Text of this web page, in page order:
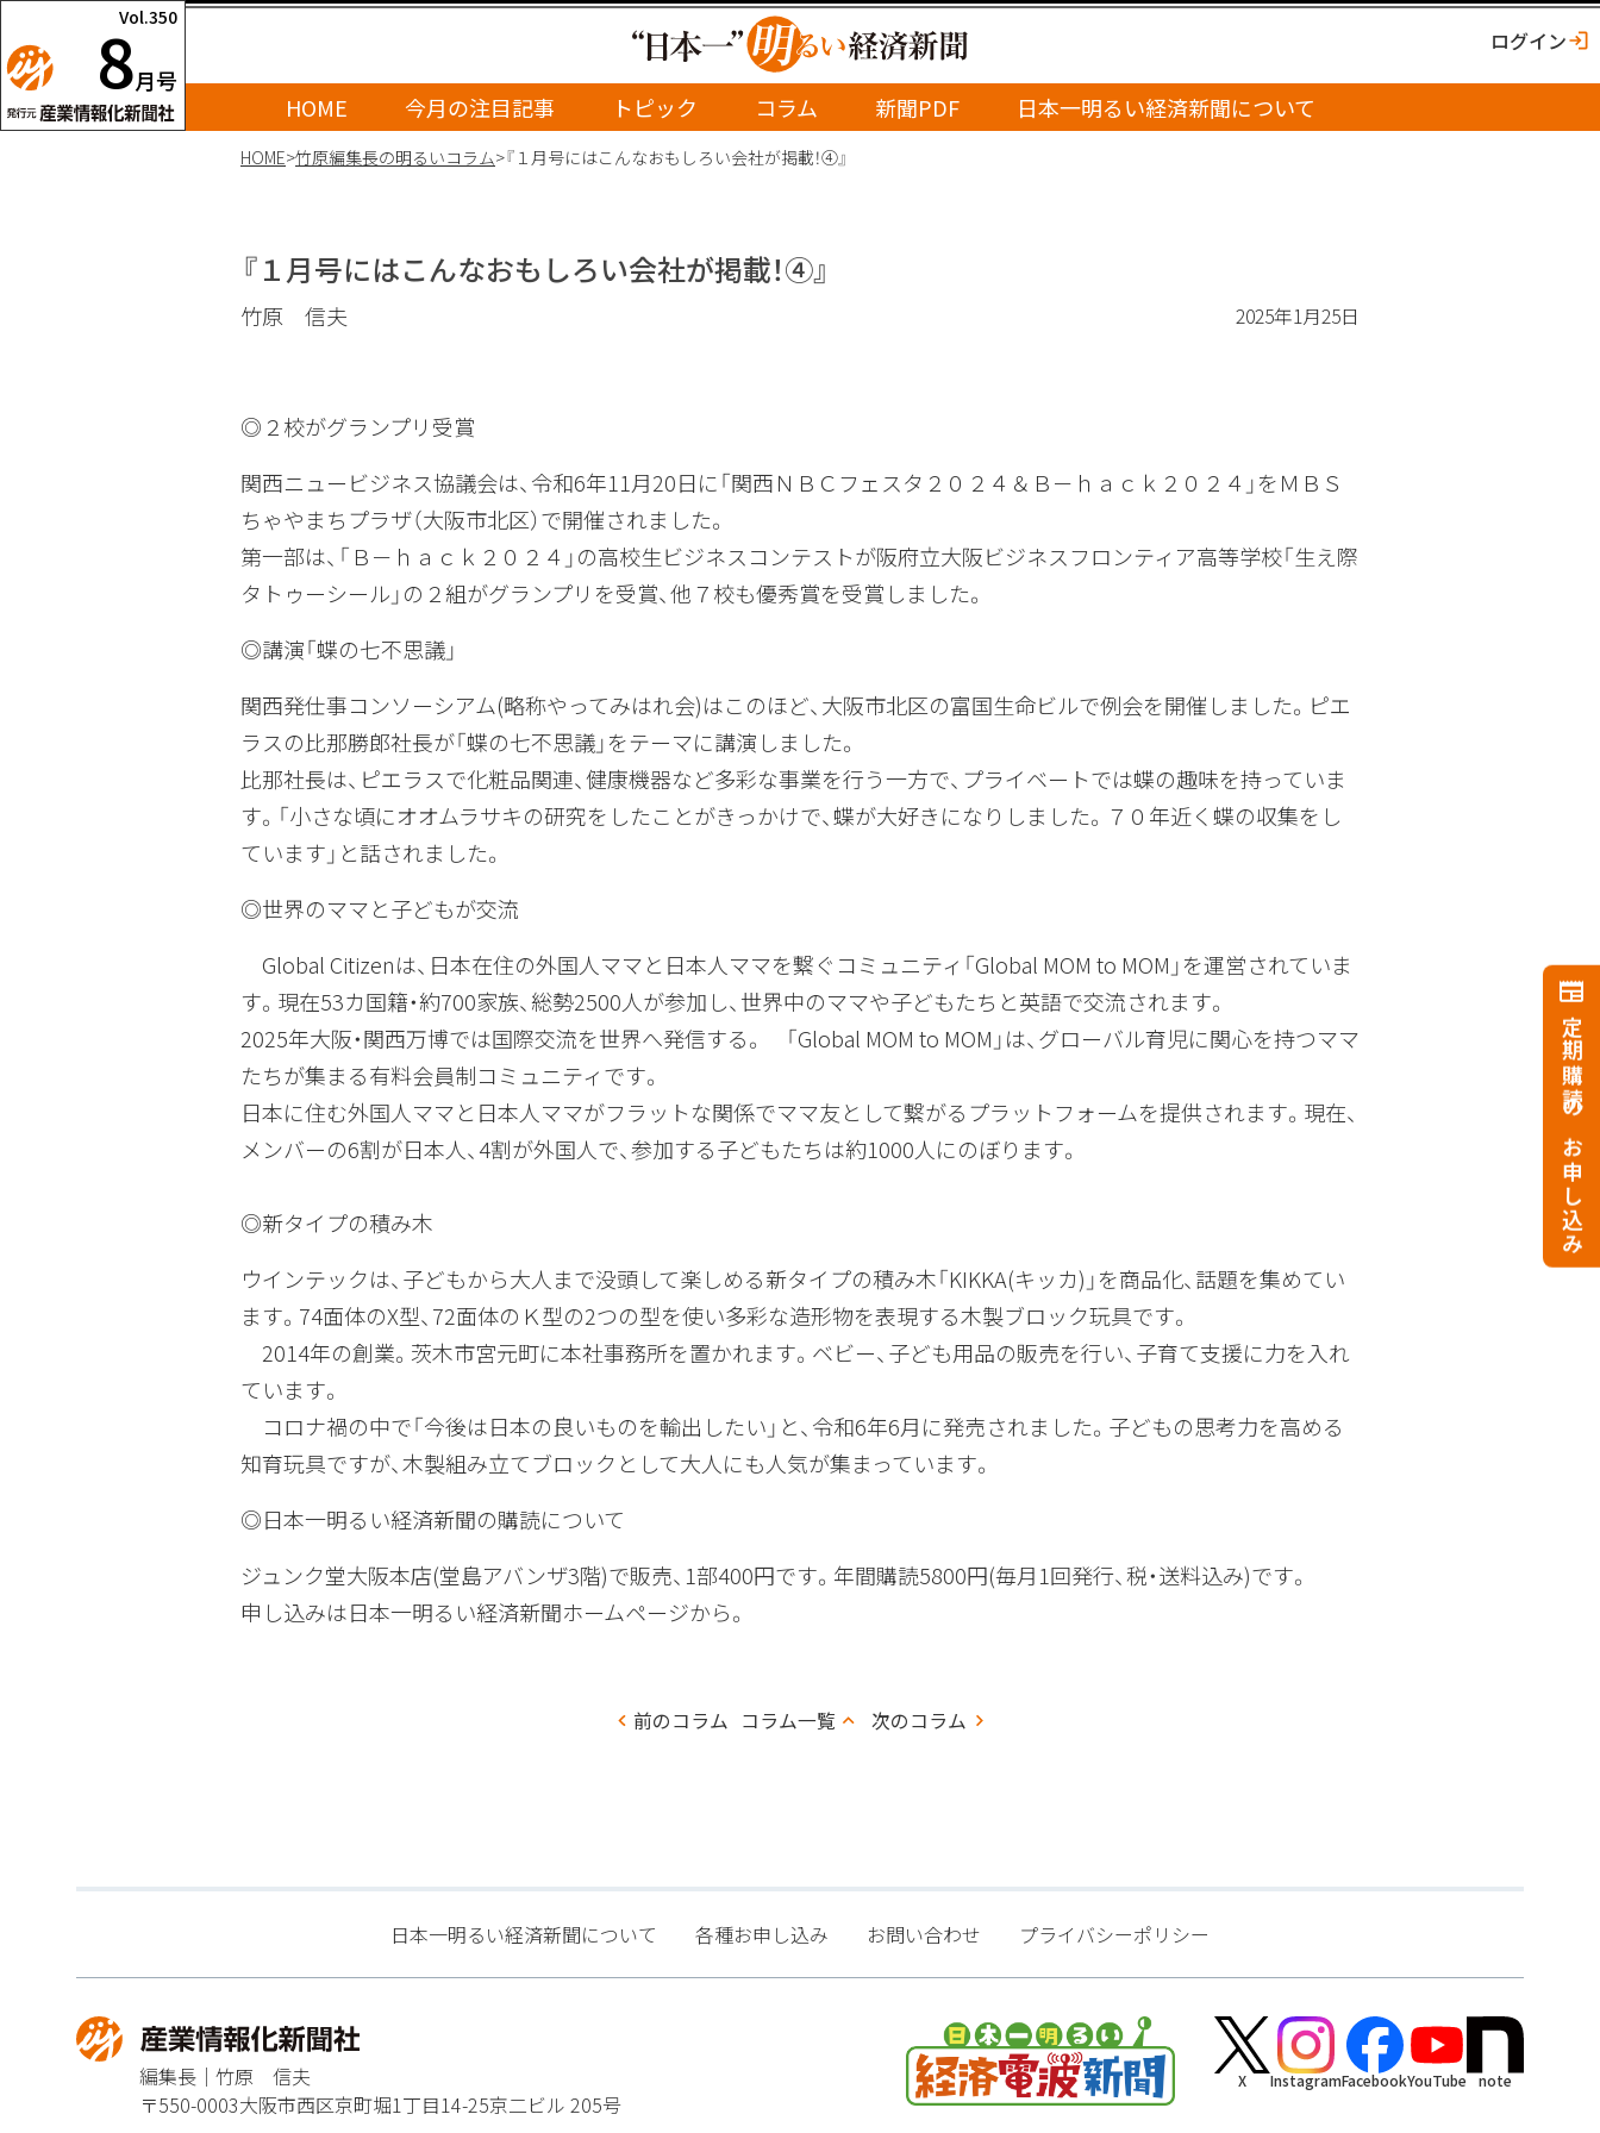
ログイン
Vol.350
8月号
HOME
今月の注目記事 トピック コラム 新聞PDF 日本一明るい経済新聞について
HOME>竹原編集長の明るいコラム>『１月号にはこんなおもしろい会社が掲載！④』
『１月号にはこんなおもしろい会社が掲載！④』
竹原 信夫 2025年1月25日
◎２校がグランプリ受賞
関西ニュービジネス協議会は、令和6年11月20日に「関西ＮＢＣフェスタ２０２４＆Ｂ－ｈａｃｋ２０２４」をＭＢＳ
ちゃやまちプラザ（大阪市北区）で開催されました。
第一部は、「Ｂ－ｈａｃｋ２０２４」の高校生ビジネスコンテストが阪府立大阪ビジネスフロンティア高等学校「生え際
タトゥーシール」の２組がグランプリを受賞、他７校も優秀賞を受賞しました。
◎講演「蝶の七不思議」
関西発仕事コンソーシアム(略称やってみはれ会)はこのほど、大阪市北区の富国生命ビルで例会を開催しました。ピエ
ラスの比那勝郎社長が「蝶の七不思議」をテーマに講演しました。
比那社長は、ピエラスで化粧品関連、健康機器など多彩な事業を行う一方で、プライベートでは蝶の趣味を持っていま
す。「小さな頃にオオムラサキの研究をしたことがきっかけで、蝶が大好きになりしました。７０年近く蝶の収集をし
ています」と話されました。
◎世界のママと子どもが交流
Global Citizenは、日本在住の外国人ママと日本人ママを繋ぐコミュニティ「Global MOM to MOM」を運営されていま
す。現在53カ国籍・約700家族、総勢2500人が参加し、世界中のママや子どもたちと英語で交流されます。
2025年大阪・関西万博では国際交流を世界へ発信する。 「Global MOM to MOM」は、グローバル育児に関心を持つママ
たちが集まる有料会員制コミュニティです。
日本に住む外国人ママと日本人ママがフラットな関係でママ友として繋がるプラットフォームを提供されます。現在、
メンバーの6割が日本人、4割が外国人で、参加する子どもたちは約1000人にのぼります。
◎新タイプの積み木
ウインテックは、子どもから大人まで没頭して楽しめる新タイプの積み木「KIKKA(キッカ)」を商品化、話題を集めてい
ます。74面体のX型、72面体のＫ型の2つの型を使い多彩な造形物を表現する木製ブロック玩具です。
2014年の創業。茨木市宮元町に本社事務所を置かれます。ベビー、子ども用品の販売を行い、子育て支援に力を入れ
ています。
コロナ禍の中で「今後は日本の良いものを輸出したい」と、令和6年6月に発売されました。子どもの思考力を高める
知育玩具ですが、木製組み立てブロックとして大人にも人気が集まっています。
◎日本一明るい経済新聞の購読について
ジュンク堂大阪本店(堂島アバンザ3階)で販売、1部400円です。年間購読5800円(毎月1回発行、税・送料込み)です。
申し込みは日本一明るい経済新聞ホームページから。
コ
ビ
ゲー
ショ
前のコラム 次のコラム
コラム一覧
定期購読のお申し込み
日本一明るい経済新聞について 各種お申し込み お問い合わせ プライバシーポリシー
編集長｜竹原 信夫
〒550-0003大阪市西区京町堀1丁目14-25京二ビル 205号
X InstagramFacebookYouTube note